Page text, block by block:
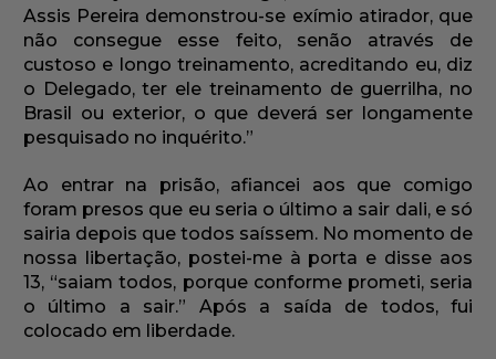
Assis Pereira demonstrou-se exímio atirador, que
não consegue esse feito, senão através de
custoso e longo treinamento, acreditando eu, diz
o Delegado, ter ele treinamento de guerrilha, no
Brasil ou exterior, o que deverá ser longamente
pesquisado no inquérito.”
Ao entrar na prisão, afiancei aos que comigo
foram presos que eu seria o último a sair dali, e só
sairia depois que todos saíssem. No momento de
nossa libertação, postei-me à porta e disse aos
13, “saiam todos, porque conforme prometi, seria
o último a sair.” Após a saída de todos, fui
colocado em liberdade.